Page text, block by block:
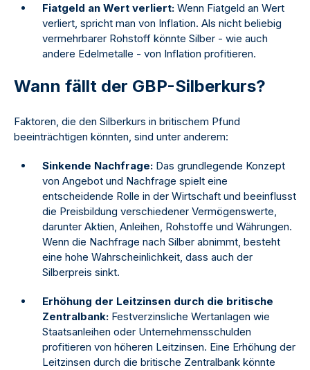
Fiatgeld an Wert verliert: Wenn Fiatgeld an Wert
verliert, spricht man von Inflation. Als nicht beliebig
vermehrbarer Rohstoff könnte Silber - wie auch
andere Edelmetalle - von Inflation profitieren.
Wann fällt der GBP-Silberkurs?
Faktoren, die den Silberkurs in britischem Pfund
beeinträchtigen könnten, sind unter anderem:
Sinkende Nachfrage: Das grundlegende Konzept
von Angebot und Nachfrage spielt eine
entscheidende Rolle in der Wirtschaft und beeinflusst
die Preisbildung verschiedener Vermögenswerte,
darunter Aktien, Anleihen, Rohstoffe und Währungen.
Wenn die Nachfrage nach Silber abnimmt, besteht
eine hohe Wahrscheinlichkeit, dass auch der
Silberpreis sinkt.
Erhöhung der Leitzinsen durch die britische
Zentralbank: Festverzinsliche Wertanlagen wie
Staatsanleihen oder Unternehmensschulden
profitieren von höheren Leitzinsen. Eine Erhöhung der
Leitzinsen durch die britische Zentralbank könnte